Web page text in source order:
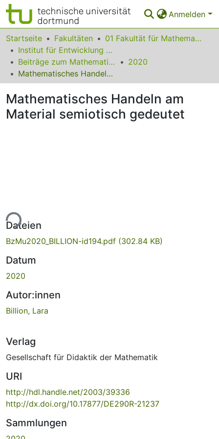
Anmelden
Bereiche & Sammlungen
Das gesamte Repositorium
Statistiken
FAQ
Leitlinien
Startseite Fakultäten
01 Fakultät für Mathematik
Institut für Entwicklung und Erforschung des Mathematikunterrichts
Beiträge zum Mathematikunterricht
2020
Mathematisches Handeln am Material semiotisch gedeutet
Mathematisches Handeln am
Material semiotisch gedeutet
Dateien
BzMu2020_BILLION-id194.pdf (302.84 KB)
Datum
2020
Autor:innen
Billion, Lara
Verlag
Gesellschaft für Didaktik der Mathematik
URI
http://hdl.handle.net/2003/39336
http://dx.doi.org/10.17877/DE290R-21237
Sammlungen